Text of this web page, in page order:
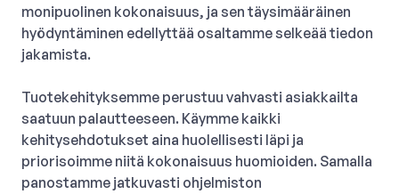
monipuolinen kokonaisuus, ja sen täysimääräinen
hyödyntäminen edellyttää osaltamme selkeää tiedon
jakamista.
Tuotekehityksemme perustuu vahvasti asiakkailta
saatuun palautteeseen. Käymme kaikki
kehitysehdotukset aina huolellisesti läpi ja
priorisoimme niitä kokonaisuus huomioiden. Samalla
panostamme jatkuvasti ohjelmiston